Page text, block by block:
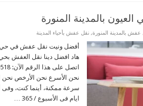
بالمدينة المنورة
بالمدينة المنورة, نقل عفش بأحياء المدينة
أفضل ونيت نقل عفش في حي
هاد افضل دينا نقل العفش بحي
نحن الأسرع نحن الأرخص
ايام فى الأسبوع / 365 …